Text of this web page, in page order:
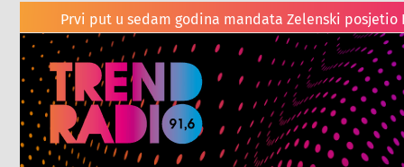
Duge kolone vo